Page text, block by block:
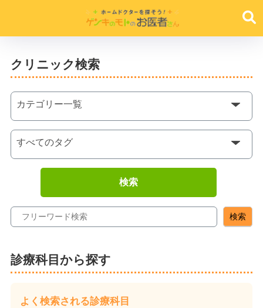
クリニック検索
検索
診療科目から探す
よく検索される診療科目